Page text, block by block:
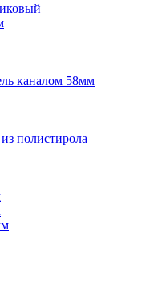
каналом 58мм
полистирола